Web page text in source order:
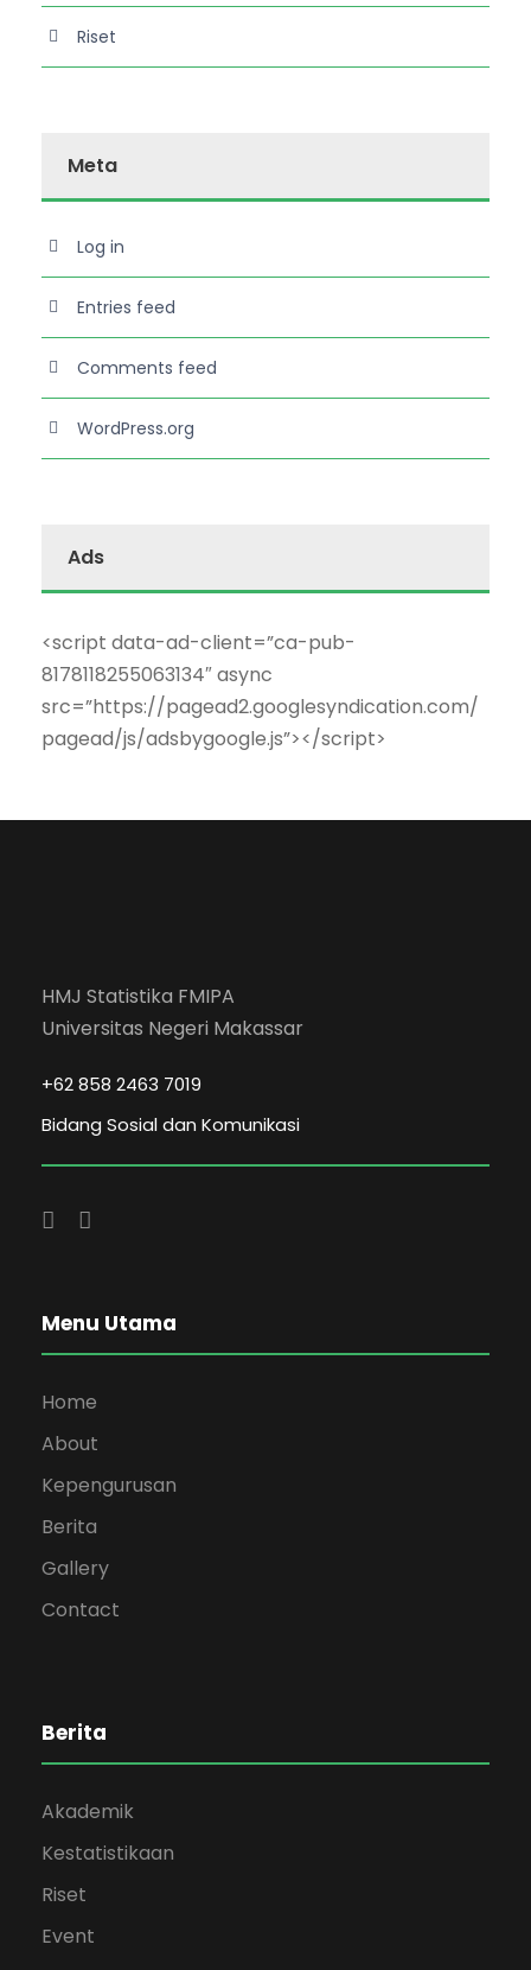
Riset
Meta
Log in
Entries feed
Comments feed
WordPress.org
Ads
<script data-ad-client=”ca-pub-
8178118255063134″ async
src=”https://pagead2.googlesyndication.com/
pagead/js/adsbygoogle.js”></script>
HMJ Statistika FMIPA
Universitas Negeri Makassar
+62 858 2463 7019
Bidang Sosial dan Komunikasi
Menu Utama
Home
About
Kepengurusan
Berita
Gallery
Contact
Berita
Akademik
Kestatistikaan
Riset
Event